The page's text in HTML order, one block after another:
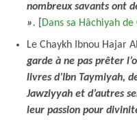
nombreux savants ont
». Dans sa Hâchiyah
Le Chaykh Ibnou Hajar
garde à ne pas prêter
livres d’Ibn Taymiyah,
Jawziyyah et d’autres
leur passion pour